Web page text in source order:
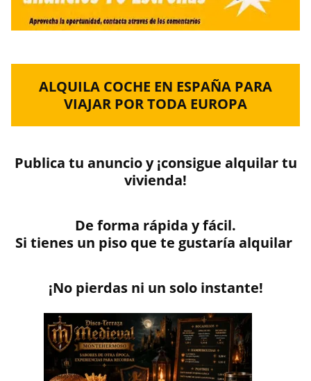
ALQUILA COCHE EN ESPAÑA PARA
VIAJAR POR TODA EUROPA
Publica tu anuncio y¡consigue alquilar tu
vivienda!
De forma rápida yfácil.
Si tienes un piso que te gustaría alquilar
¡No pierdas ni un solo instante!